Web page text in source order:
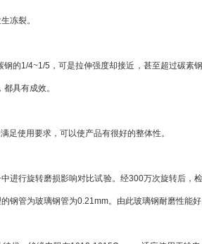
冻裂。
1/4~1/5，可是拉伸强度却接近，甚至超过碳素
具有成效。
使用要求，可以使产品有很好的整体性。
行旋转磨损影响对比试验。经300万次旋转后，
钢管为玻璃钢管为0.21mm。由此玻璃钢耐磨性能好